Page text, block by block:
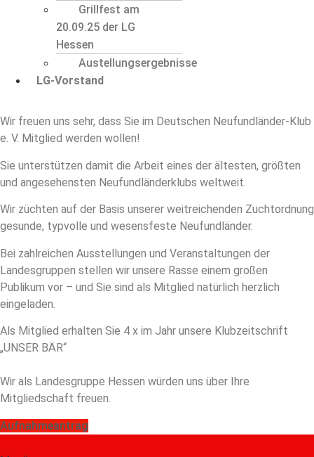
Grillfest am
20.09.25 der LG
Hessen
Austellungsergebnisse
LG-Vorstand
Wir freuen uns sehr, dass Sie im Deutschen Neufundländer-Klub
e. V. Mitglied werden wollen!
Sie unterstützen damit die Arbeit eines der ältesten, größten
und angesehensten Neufundländerklubs weltweit.
Wir züchten auf der Basis unserer weitreichenden Zuchtordnung
gesunde, typvolle und wesensfeste Neufundländer.
Bei zahlreichen Ausstellungen und Veranstaltungen der
Landesgruppen stellen wir unsere Rasse einem großen
Publikum vor – und Sie sind als Mitglied natürlich herzlich
eingeladen.
Als Mitglied erhalten Sie 4 x im Jahr unsere Klubzeitschrift
„UNSER BÄR“
Wir als Landesgruppe Hessen würden uns über Ihre
Mitgliedschaft freuen.
Aufnahmeantrag